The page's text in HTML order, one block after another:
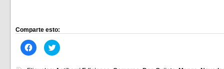
Comparte esto:
Haz
clic
Haz
clic